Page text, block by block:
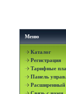
Меню
Каталог
Регистрация
Тарифные
Панель
Расширенный